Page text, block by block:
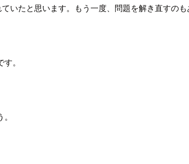
たと思います。もう一度、問題を解き直すのも
。